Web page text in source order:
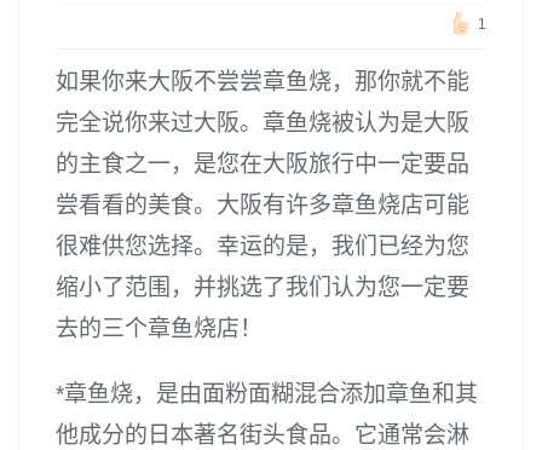
1
如果你来大阪不尝尝章鱼烧，那你就不能
完全说你来过大阪。章鱼烧被认为是大阪
的主食之一，是您在大阪旅行中一定要品
尝看看的美食。大阪有许多章鱼烧店可能
很难供您选择。幸运的是，我们已经为您
缩小了范围，并挑选了我们认为您一定要
去的三个章鱼烧店！
*章鱼烧，是由面粉面糊混合添加章鱼和其
他成分的日本著名街头食品。它通常会淋